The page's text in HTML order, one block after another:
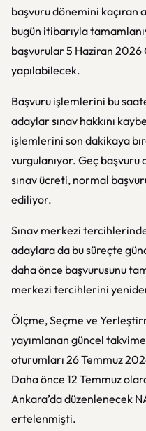
başvuru dönemini kaçıran
bugün itibarıyla
başvurular 5 Haziran 2026
yapılabilecek.
Başvuru işlemlerini bu
adaylar sınav hakkını
işlemlerini son dakikaya
vurgulanıyor. Geç
sınav ücreti, normal
ediliyor.
Sınav merkezi
adaylara da bu süreçte
daha önce başvurusunu
merkezi tercihlerini
Ölçme, Seçme ve
yayımlanan güncel
oturumları 26 Temmuz
Daha önce 12 Temmuz
Ankara’da düzenlenecek
ertelenmişti.